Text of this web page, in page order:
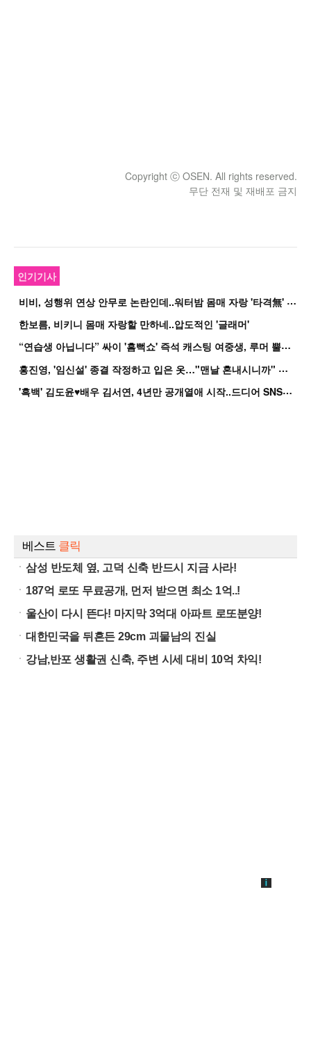
Copyright ⓒ OSEN. All rights reserved.
무단 전재 및 재배포 금지
인기기사
비
비, 성행위 연상 안무로 논란인데..워터밤 몸매 자랑 '타격無' 근황
한보름, 비키니 몸매 자랑할 만하네..압도적인 '글래머'
“
연습생 아닙니다” 싸이 '흠뻑쇼' 즉석 캐스팅 여중생, 루머 뿔났다[Oh!쎈 이...
홍
진영, '임신설' 종결 작정하고 입은 옷…"맨날 혼내시니까" 억울
'
흑백' 김도윤♥배우 김서연, 4년만 공개열애 시작..드디어 SNS에 노출 [핫피...